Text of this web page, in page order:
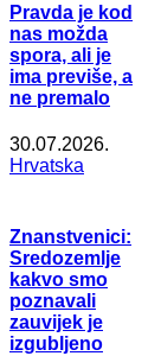
Pravda je kod
nas možda
spora, ali je
ima previše, a
ne premalo
30.07.2026.
Hrvatska
Znanstvenici:
Sredozemlje
kakvo smo
poznavali
zauvijek je
izgubljeno